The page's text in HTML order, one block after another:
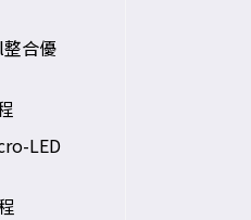
合優
LED